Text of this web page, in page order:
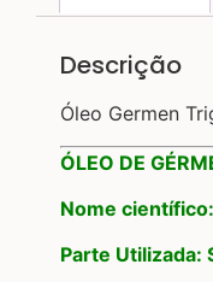
Descrição
Óleo Germen
ÓLEO DE
Nome
Parte Utilizada: